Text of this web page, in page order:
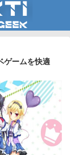
ゲームを快適